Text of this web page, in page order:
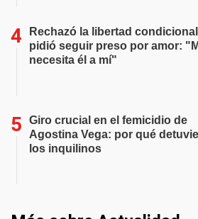
Rechazó la libertad
pidió seguir preso por amor:
necesita él a mí"
Giro crucial en el femicidio de
Agostina Vega: por qué
los inquilinos